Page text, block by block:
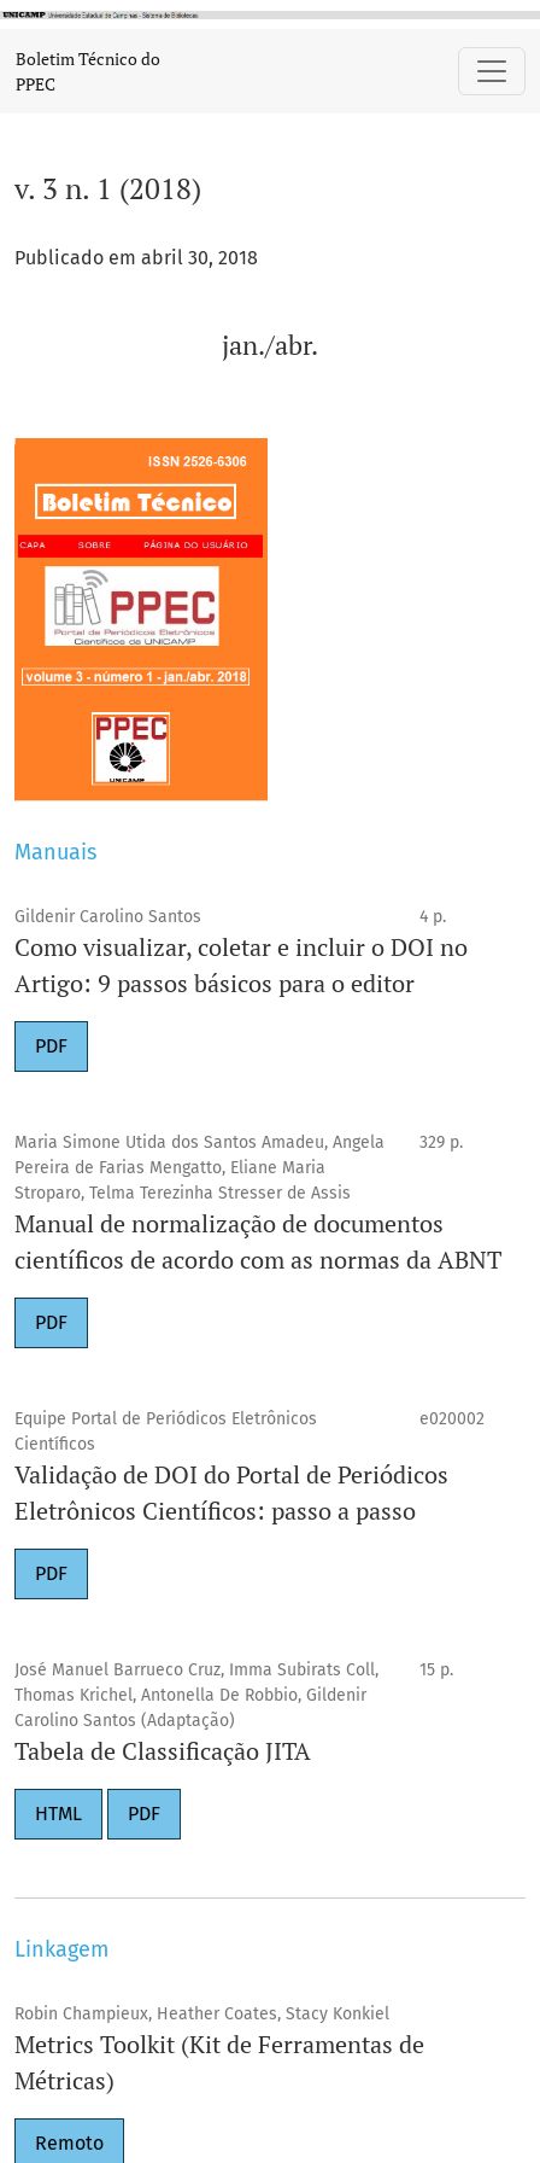
Boletim Técnico do
PPEC
v. 3 n. 1 (2018)
Publicado em abril 30, 2018
jan./abr.
Manuais
Gildenir Carolino Santos 4 p.
Como visualizar, coletar e incluir o DOI no
Artigo: 9 passos básicos para o editor
PDF
Maria Simone Utida dos Santos Amadeu, Angela
Pereira de Farias Mengatto, Eliane Maria
Stroparo, Telma Terezinha Stresser de Assis
329 p.
Manual de normalização de documentos
científicos de acordo com as normas da ABNT
PDF
Equipe Portal de Periódicos Eletrônicos
Científicos
e020002
Validação de DOI do Portal de Periódicos
Eletrônicos Científicos: passo a passo
PDF
José Manuel Barrueco Cruz, Imma Subirats Coll,
Thomas Krichel, Antonella De Robbio, Gildenir
Carolino Santos (Adaptação)
15 p.
Tabela de Classificação JITA
HTML PDF
Linkagem
Robin Champieux, Heather Coates, Stacy Konkiel
Metrics Toolkit (Kit de Ferramentas de
Métricas)
Remoto